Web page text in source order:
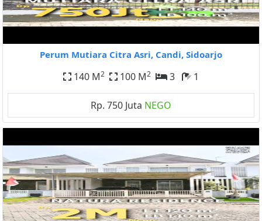
Perum Mutiara Citra Asri, Candi, Sidoarjo
140 M2 100 M2 3 1
Rp. 750 Juta NEGO